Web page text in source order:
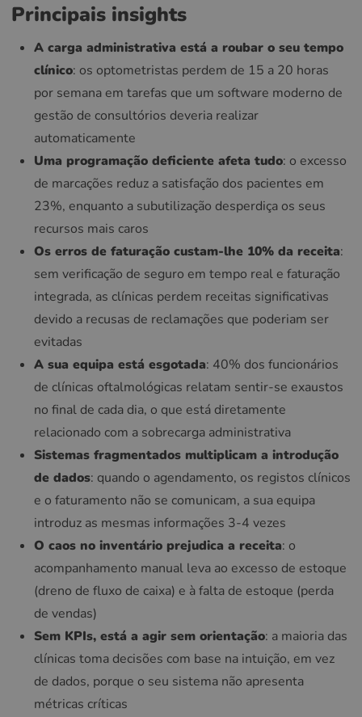
Principais insights
A carga administrativa está a roubar o seu tempo
clínico: os optometristas perdem de 15 a 20 horas
por semana em tarefas que um software moderno de
gestão de consultórios deveria realizar
automaticamente
Uma programação deficiente afeta tudo: o excesso
de marcações reduz a satisfação dos pacientes em
23%, enquanto a subutilização desperdiça os seus
recursos mais caros
Os erros de faturação custam-lhe 10% da receita:
sem verificação de seguro em tempo real e faturação
integrada, as clínicas perdem receitas significativas
devido a recusas de reclamações que poderiam ser
evitadas
A sua equipa está esgotada: 40% dos funcionários
de clínicas oftalmológicas relatam sentir-se exaustos
no final de cada dia, o que está diretamente
relacionado com a sobrecarga administrativa
Sistemas fragmentados multiplicam a introdução
de dados: quando o agendamento, os registos clínicos
e o faturamento não se comunicam, a sua equipa
introduz as mesmas informações 3-4 vezes
O caos no inventário prejudica a receita: o
acompanhamento manual leva ao excesso de estoque
(dreno de fluxo de caixa) e à falta de estoque (perda
de vendas)
Sem KPIs, está a agir sem orientação: a maioria das
clínicas toma decisões com base na intuição, em vez
de dados, porque o seu sistema não apresenta
métricas críticas